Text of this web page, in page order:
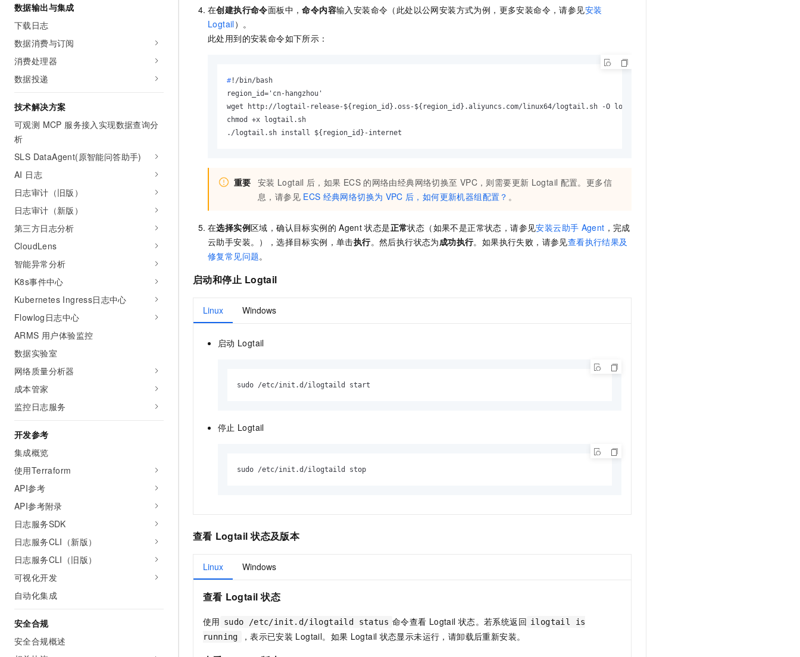
数据输出与集成
下载日志
数据消费与订阅
消费处理器
数据投递
技术解决方案
可观测 MCP 服务接入实现数据查询分
析
SLS DataAgent(原智能问答助手)
AI 日志
日志审计（旧版）
日志审计（新版）
第三方日志分析
CloudLens
智能异常分析
K8s事件中心
Kubernetes Ingress日志中心
Flowlog日志中心
ARMS 用户体验监控
数据实验室
网络质量分析器
成本管家
监控日志服务
开发参考
集成概览
使用Terraform
API参考
API参考附录
日志服务SDK
日志服务CLI（新版）
日志服务CLI（旧版）
可视化开发
自动化集成
安全合规
安全合规概述
在创建执行命令面板中，命令内容输入安装命令（此处以公网安装方式为例，更多安装命令，请参见安装
Logtail）。
此处用到的安装命令如下所示：
#!/bin/bash
region_id='cn-hangzhou'
wget http://logtail-release-${region_id}.oss-${region_id}.aliyuncs.com/linux64/logtail.sh -O logtail.sh
chmod +x logtail.sh
./logtail.sh install ${region_id}-internet
重要 安装 Logtail 后，如果 ECS 的网络由经典网络切换至 VPC，则需要更新 Logtail 配置。更多信
息，请参见 ECS 经典网络切换为 VPC 后，如何更新机器组配置？ 。
在选择实例区域，确认目标实例的 Agent 状态是正常状态（如果不是正常状态，请参见安装云助手 Agent ，完成
云助手安装。），选择目标实例，单击执行。然后执行状态为成功执行。如果执行失败，请参见查看执行结果及
修复常见问题。
启动和停止 Logtail
Linux Windows
启动 Logtail
sudo /etc/init.d/ilogtaild start
停止 Logtail
sudo /etc/init.d/ilogtaild stop
查看 Logtail 状态及版本
Linux Windows
查看 Logtail 状态
使用 sudo /etc/init.d/ilogtaild status 命令查看 Logtail 状态。若系统返回 ilogtail is
running
，表示已安装 Logtail。如果 Logtail 状态显示未运行，请卸载后重新安装。